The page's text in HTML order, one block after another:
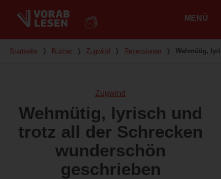
MENÜ
Du bist hier
Startseite ❭ Bücher ❭ Zugwind ❭ Rezensionen ❭ Wehmütig,
Zugwind
Wehmütig, lyrisch und
trotz all der Schrecken
wunderschön
geschrieben